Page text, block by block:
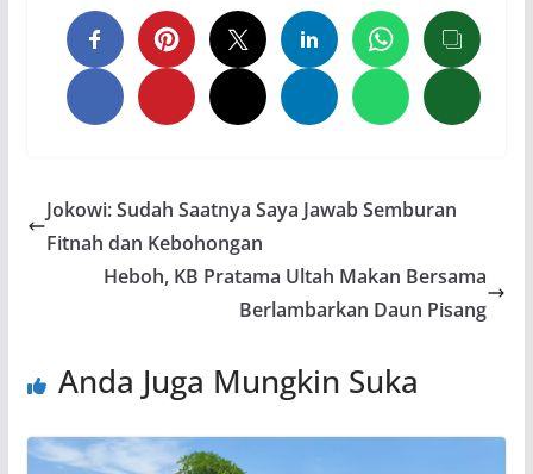
Jokowi: Sudah Saatnya Saya Jawab Semburan
Fitnah dan Kebohongan
Heboh, KB Pratama Ultah Makan Bersama
Berlambarkan Daun Pisang
Anda Juga Mungkin Suka